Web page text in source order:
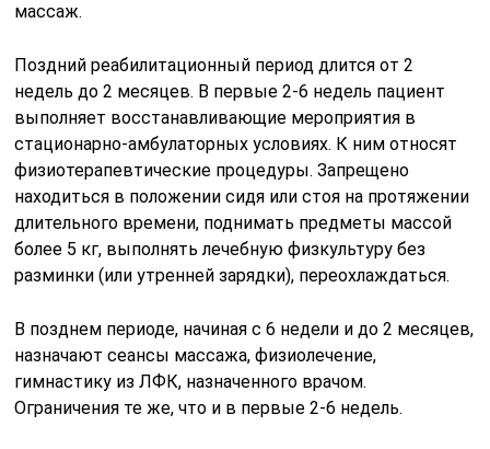
массаж.
Поздний реабилитационный период длится от 2
недель до 2 месяцев. В первые 2-6 недель пациент
выполняет восстанавливающие мероприятия в
стационарно-амбулаторных условиях. К ним относят
физиотерапевтические процедуры. Запрещено
находиться в положении сидя или стоя на протяжении
длительного времени, поднимать предметы массой
более 5 кг, выполнять лечебную физкультуру без
разминки (или утренней зарядки), переохлаждаться.
В позднем периоде, начиная с 6 недели и до 2 месяцев,
назначают сеансы массажа, физиолечение,
гимнастику из ЛФК, назначенного врачом.
Ограничения те же, что и в первые 2-6 недель.